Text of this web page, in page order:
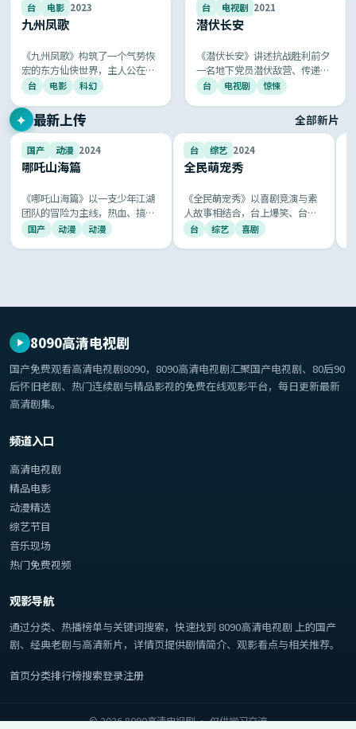
台 电影 2023
九州凤歌
《九州凤歌》构筑了一个气势恢
宏的东方仙侠世界，主人公在历
劫渡情中追寻大道，国风美学叠
加顶级特效，剑舞云霄、神话再
生，给观众一次极致的视觉与情
感体验。
台 电影 科幻
台 电视剧 2021
潜伏长安
《潜伏长安》讲述抗战胜利前夕
一名地下党员潜伏敌营、传递重
要情报的故事，硬桥硬马的谍战
智斗与铁骨柔情的家国大爱并
存，节奏紧凑令人窒息。
台 电视剧 惊悚
✦ 最新上传 全部新片
国产 动漫 2024
哪吒山海篇
《哪吒山海篇》以一支少年江湖
团队的冒险为主线，热血、搞
笑、感动一应俱全，国风音乐与
京剧元素的运用让人耳目一新。
国产 动漫 动漫
台 综艺 2024
全民萌宠秀
《全民萌宠秀》以喜剧竞演与素
人故事相结合，台上爆笑、台下
走心，被全网称为「年度最治愈
的国产综艺」。
台 综艺 喜剧
8090高清电视剧
国产免费观看高清电视剧8090， 8090高清电视剧汇聚国产电视剧、80后90
后怀旧老剧、热门连续剧与精品影视的免费在线观影平台，每日更新最新
高清剧集。
频道入口
高清电视剧
精品电影
动漫精选
综艺节目
音乐现场
热门免费视频
观影导航
通过分类、热播榜单与关键词搜索，快速找到 8090高清电视剧 上的国产
剧、经典老剧与高清新片，详情页提供剧情简介、观影看点与相关推荐。
首页分类排行榜搜索登录注册
©20268090高清电视剧· 仅供学习交流